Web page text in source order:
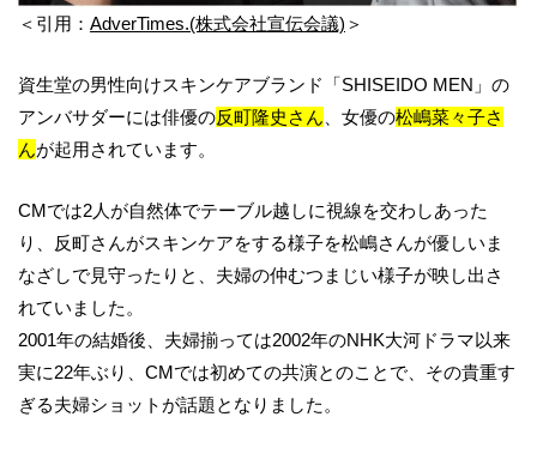
＜引用： AdverTimes.(株式会社宣伝会議) ＞
資生堂の男性向けスキンケアブランド「SHISEIDO MEN」の
アンバサダーには俳優の反町隆史さん 、女優の松嶋菜々子さ
んが起用されています。
CMでは2人が自然体でテーブル越しに視線を交わしあった
り、反町さんがスキンケアをする様子を松嶋さんが優しいま
なざしで見守ったりと、夫婦の仲むつまじい様子が映し出さ
れていました。
2001年の結婚後、夫婦揃っては2002年のNHK大河ドラマ以来
実に22年ぶり、CMでは初めての共演とのことで、その貴重す
ぎる夫婦ショットが話題となりました。